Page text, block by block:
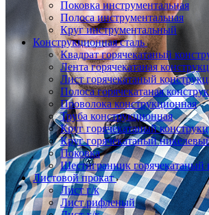
Поковка инструментальная
Полоса инструментальная
Круг инструментальный
Конструкционная сталь
Квадрат горячекатаный
Лента горячекатаная
Лист горячекатаный
Полоса горячекатаная
Проволока конструкционная
Труба конструкционная
Круг горячекатаный
Круг горячекатаный
Поковка
Шестигранник
Листовой прокат
Лист г/к
Лист рифленый